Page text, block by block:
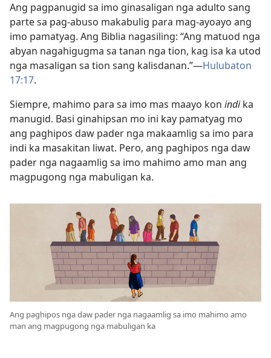
Ang pagpanugid sa imo ginasaligan nga adulto sang
parte sa pag-abuso makabulig para mag-ayoayo ang
imo pamatyag. Ang Biblia nagasiling: “Ang matuod nga
abyan nagahigugma sa tanan nga tion, kag isa ka utod
nga masaligan sa tion sang kalisdanan.”—Hulubaton
17:17.
Siempre, mahimo para sa imo mas maayo kon indika
manugid. Basi ginahipsan mo ini kay pamatyag mo
ang paghipos daw pader nga makaamlig sa imo para
indi ka masakitan liwat. Pero, ang paghipos nga daw
pader nga nagaamlig sa imo mahimo amo man ang
magpugong nga mabuligan ka.
Ang paghipos nga daw pader nga nagaamlig sa imo mahimo amo
man ang magpugong nga mabuligan ka